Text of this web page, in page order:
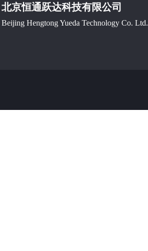
北京恒通跃达科技有限公司
Beijing Hengtong Yueda Technology Co. Ltd.